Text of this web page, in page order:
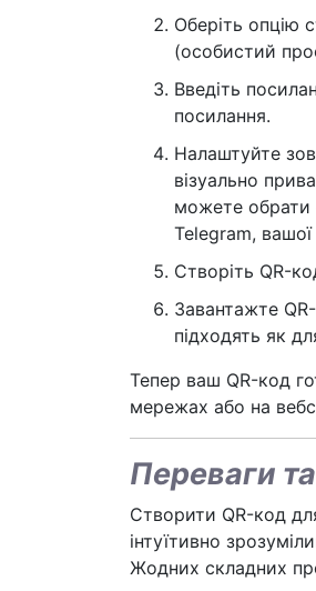
Оберіть опцію
(особистий
Введіть
посилання.
Налаштуйте
візуально
можете обрати
Telegram,
Створіть QR-
Завантажте
підходять як
Тепер ваш QR-код
мережах або на
Переваги
Створити QR-код
інтуїтивно
Жодних складних